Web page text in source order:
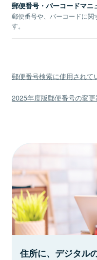
郵便番号・バーコードマニ
郵便番号や、バーコードに関
す。
郵便番号検索に使用されて
2025年度版郵便番号の変更
住所に、デジタル